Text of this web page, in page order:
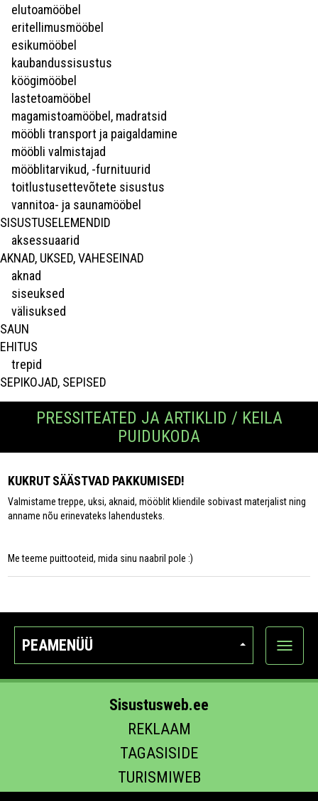
elutoamööbel
eritellimusmööbel
esikumööbel
kaubandussisustus
köögimööbel
lastetoamööbel
magamistoamööbel, madratsid
mööbli transport ja paigaldamine
mööbli valmistajad
mööblitarvikud, -furnituurid
toitlustusettevõtete sisustus
vannitoa- ja saunamööbel
SISUSTUSELEMENDID
aksessuaarid
AKNAD, UKSED, VAHESEINAD
aknad
siseuksed
välisuksed
SAUN
EHITUS
trepid
SEPIKOJAD, SEPISED
PRESSITEATED JA ARTIKLID / KEILA
PUIDUKODA
KUKRUT SÄÄSTVAD PAKKUMISED!
Valmistame treppe, uksi, aknaid, mööblit kliendile sobivast materjalist ning
anname nõu erinevateks lahendusteks.
Me teeme puittooteid, mida sinu naabril pole :)
PEAMENÜÜ
Ava
Sisustusweb.ee
REKLAAM
TAGASISIDE
TURISMIWEB